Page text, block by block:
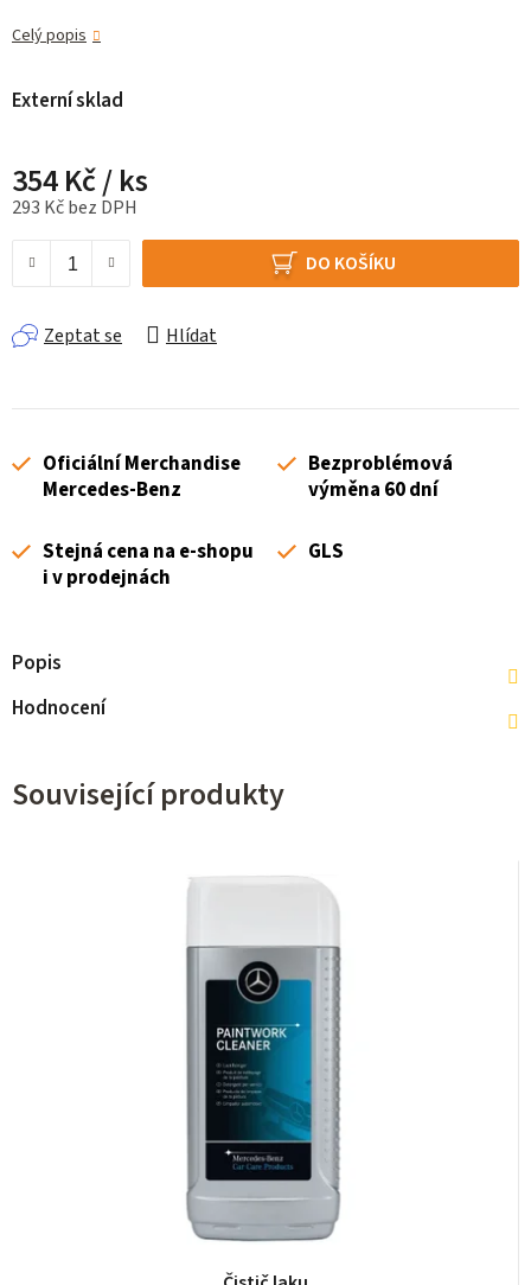
Celý popis
Externí sklad
354 Kč/ ks
293 Kč bez DPH
DO KOŠÍKU
Zeptat se Hlídat
Oficiální Merchandise
Mercedes-Benz
Bezproblémová
výměna 60 dní
Stejná cena na e-shopu
i v prodejnách
GLS
Popis
Hodnocení
Související produkty